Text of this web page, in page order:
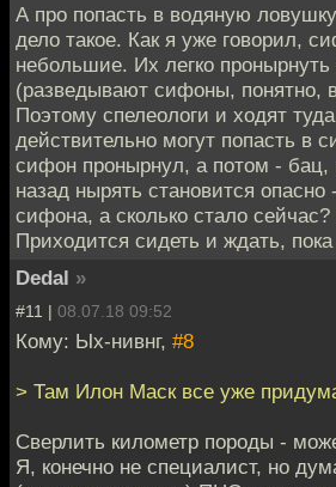
А про попасть в водяную
дело такое. Как я уже говорил,
небольшие. Их легко пронырнуть
(разведывают сифоны, понятно,
Поэтому спелеологи и ходят
действительно могут попасть в
сифон пронырнул, а потом - бац,
назад нырять становится
сифона, а сколько стало
Приходится сидеть и ждать,
Dedal »
#11 | 08.07.18 09:52
Кому: Ых-нивнг, #8
> Там Илон Маск все уже
Сверлить километр породы -
Я, конечно не специалист, но